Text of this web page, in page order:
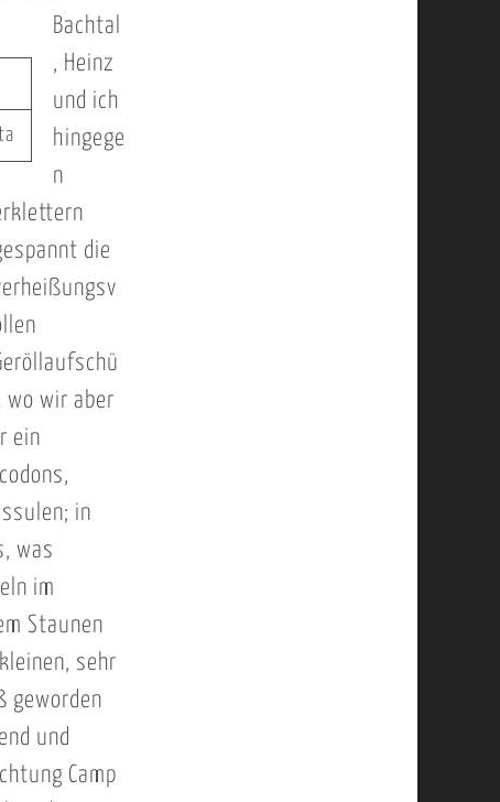
Bachtal
, Heinz
und ich
hingege
n
die
wo wir aber
ein
in
was
im
Staunen
sehr
geworden
und
Camp